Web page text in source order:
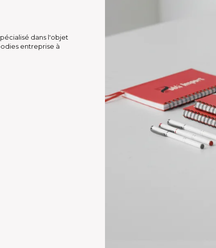
dans l'objet
entreprise à